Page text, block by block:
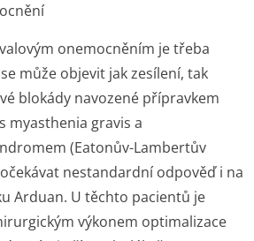
onemocněním je třeba
může objevit jak zesílení, tak
blokády navozené přípravkem
myasthenia gravis a
(Eatonův-Lambertův
nestandardní odpověď i na
Arduan. U těchto pacientů je
výkonem optimalizace